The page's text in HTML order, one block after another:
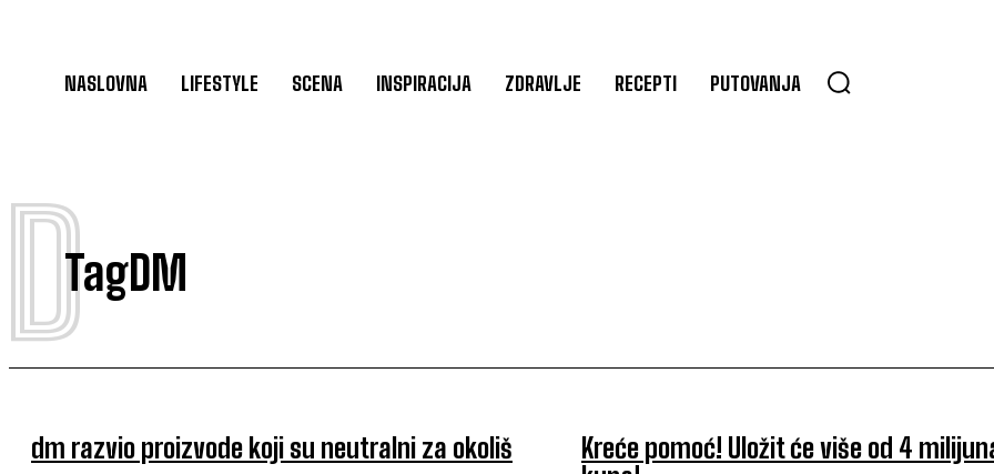
NASLOVNA LIFESTYLE SCENA INSPIRACIJA ZDRAVLJE RECEPTI PUTOVANJA
TagDM
D
dm razvio proizvode koji su neutralni za okoliš
Kreće pomoć! Uložit će više od 4